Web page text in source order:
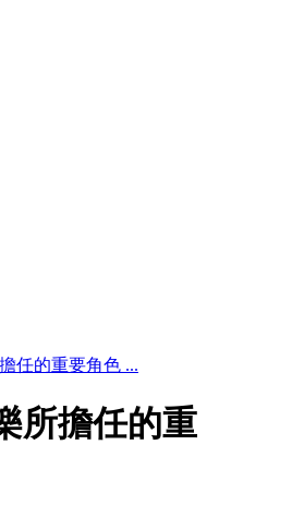
任的重要角色 ...
所擔任的重